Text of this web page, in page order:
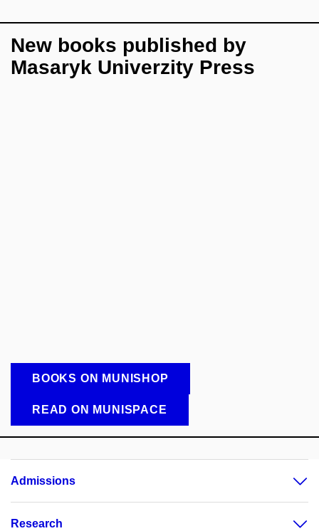
New books published by
Masaryk Univerzity Press
BOOKS ON MUNISHOP
READ ON MUNISPACE
Admissions
Research